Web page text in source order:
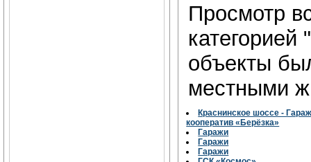
Просмотр
объекты
местными
Краснинское шоссе -
кооператив «Берёзка»
Гаражи
Гаражи
Гаражи